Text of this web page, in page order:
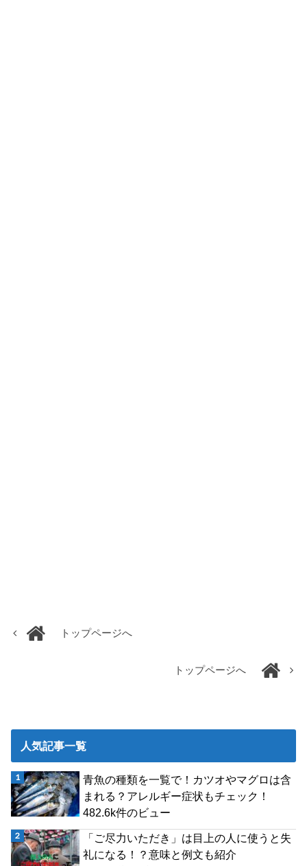
トップページへ
トップページへ
人気記事一覧
青魚の種類を一覧で！カツオやマグロは含
まれる？アレルギー症状もチェック！
482.6k件のビュー
「ご尽力いただき」は目上の人に使うと失
礼になる！？意味と例文も紹介